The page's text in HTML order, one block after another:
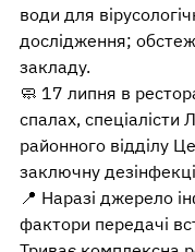
води для
дослідження;
закладу.
🧼 17 липня в
спалах, спеціалісти
районного відділу
заключну
📍 Наразі джерело
фактори передачі